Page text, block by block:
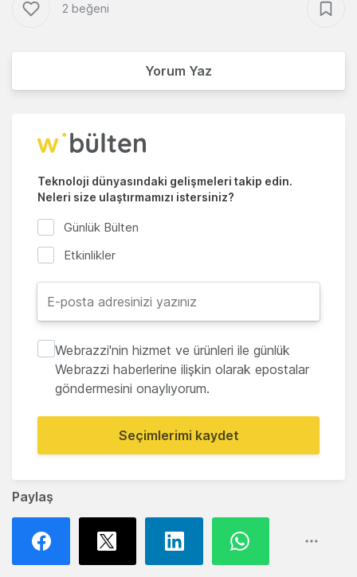
Paylaş
2 beğeni
Yorum Yaz
Teknoloji dünyasındaki gelişmeleri takip edin.
Neleri size ulaştırmamızı istersiniz?
Günlük Bülten
Etkinlikler
Webrazzi'nin hizmet ve ürünleri ile günlük
Webrazzi haberlerine ilişkin olarak epostalar
göndermesini onaylıyorum.
Seçimlerimi kaydet